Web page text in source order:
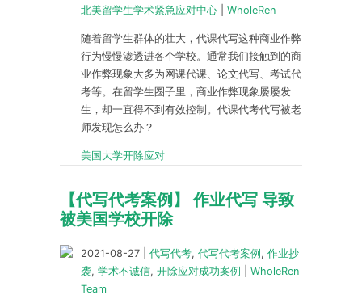
北美留学生学术紧急应对中心
WholeRen
随着留学生群体的壮大，代课代写这种商业作弊
行为慢慢渗透进各个学校。通常我们接触到的商
业作弊现象大多为网课代课、论文代写、考试代
考等。在留学生圈子里，商业作弊现象屡屡发
生，却一直得不到有效控制。代课代考代写被老
师发现怎么办？
美国大学开除应对
【代写代考案例】 作业代写 导致
被美国学校开除
2021-08-27 代写代考, 代写代考案例, 作业抄
袭, 学术不诚信, 开除应对成功案例
WholeRen
Team